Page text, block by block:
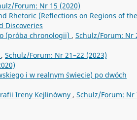
Forum: Nr 15 (2020)
Rhetoric (Reflections on Regions of the
Discoveries
(próba chronologii) , Schulz/Forum: Nr
, Schulz/Forum: Nr 21–22 (2023)
i w realnym świecie) po dwóch
Ireny Kejlinówny , Schulz/Forum: Nr